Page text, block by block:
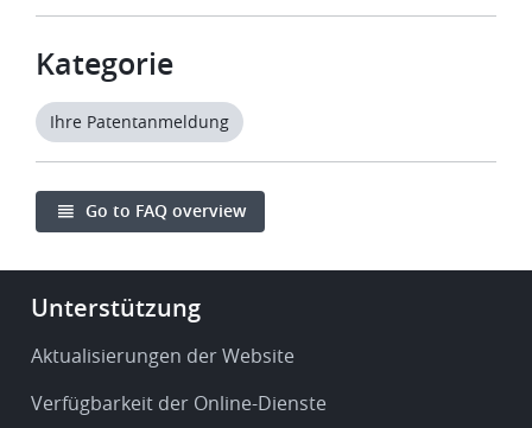
Kategorie
Ihre Patentanmeldung
Go to FAQ overview
Footer
Service
support
Unterstützung
Aktualisierungen der Website
Verfügbarkeit der Online-Dienste